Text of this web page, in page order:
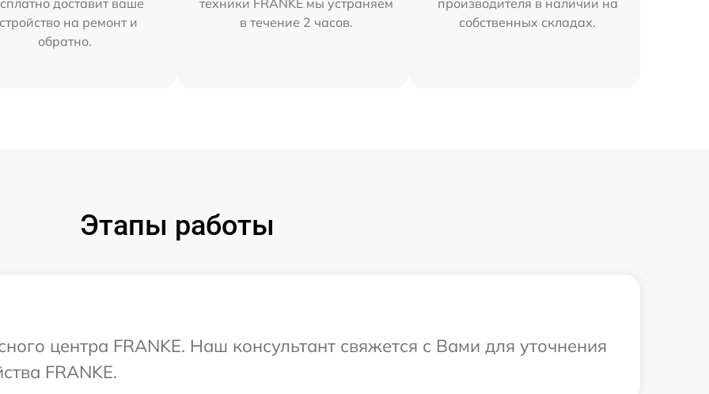
доставит ваше
на ремонт и
обратно.
техники FRANKE мы устраняем
в течение 2 часов.
производителя в наличии на
собственных складах.
Этапы работы
центра FRANKE. Наш консультант свяжется с Вами для уточнения
FRANKE.